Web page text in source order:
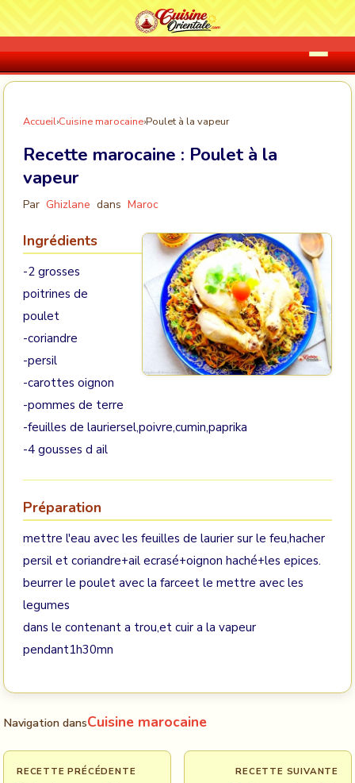
Accueil›Cuisine marocaine›Poulet à la vapeur
Recette marocaine : Poulet à la
vapeur
Par Ghizlane dans Maroc
Ingrédients
-2 grosses
poitrines de
poulet
-coriandre
-persil
-carottes oignon
-pommes de terre
-feuilles de lauriersel,poivre,cumin,paprika
-4 gousses d ail
Préparation
mettre l'eau avec les feuilles de laurier sur le feu,hacher
persil et coriandre+ail ecrasé+oignon haché+les epices.
beurrer le poulet avec la farceet le mettre avec les
legumes
dans le contenant a trou,et cuir a la vapeur
pendant1h30mn
Navigation dansCuisine marocaine
RECETTE PRÉCÉDENTE RECETTE SUIVANTE